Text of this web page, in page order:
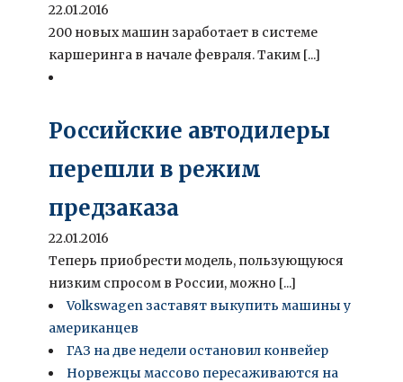
22.01.2016
200 новых машин заработает в системе
каршеринга в начале февраля. Таким [...]
Российские автодилеры
перешли в режим
предзаказа
22.01.2016
Теперь приобрести модель, пользующуюся
низким спросом в России, можно [...]
Volkswagen заставят выкупить машины у
американцев
ГАЗ на две недели остановил конвейер
Норвежцы массово пересаживаются на